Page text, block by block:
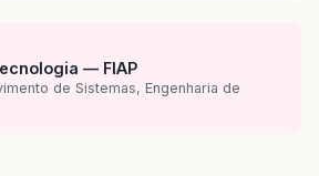
— FIAP
de Sistemas, Engenharia de